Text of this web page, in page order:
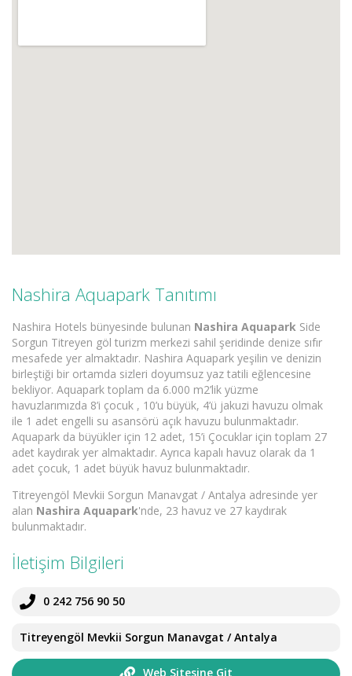
Nashira Aquapark Tanıtımı
Nashira Hotels bünyesinde bulunan Nashira Aquapark Side
Sorgun Titreyen göl turizm merkezi sahil şeridinde denize sıfır
mesafede yer almaktadır. Nashira Aquapark yeşilin ve denizin
birleştiği bir ortamda sizleri doyumsuz yaz tatili eğlencesine
bekliyor. Aquapark toplam da 6.000 m2’lik yüzme
havuzlarımızda 8’i çocuk , 10’u büyük, 4’ü jakuzi havuzu olmak
ile 1 adet engelli su asansörü açık havuzu bulunmaktadır.
Aquapark da büyükler için 12 adet, 15’i Çocuklar için toplam 27
adet kaydırak yer almaktadır. Ayrıca kapalı havuz olarak da 1
adet çocuk, 1 adet büyük havuz bulunmaktadır.
Titreyengöl Mevkii Sorgun Manavgat / Antalya adresinde yer
alan Nashira Aquapark'nde, 23 havuz ve 27 kaydırak
bulunmaktadır.
İletişim Bilgileri
0 242 756 90 50
Titreyengöl Mevkii Sorgun Manavgat / Antalya
Web Sitesine Git